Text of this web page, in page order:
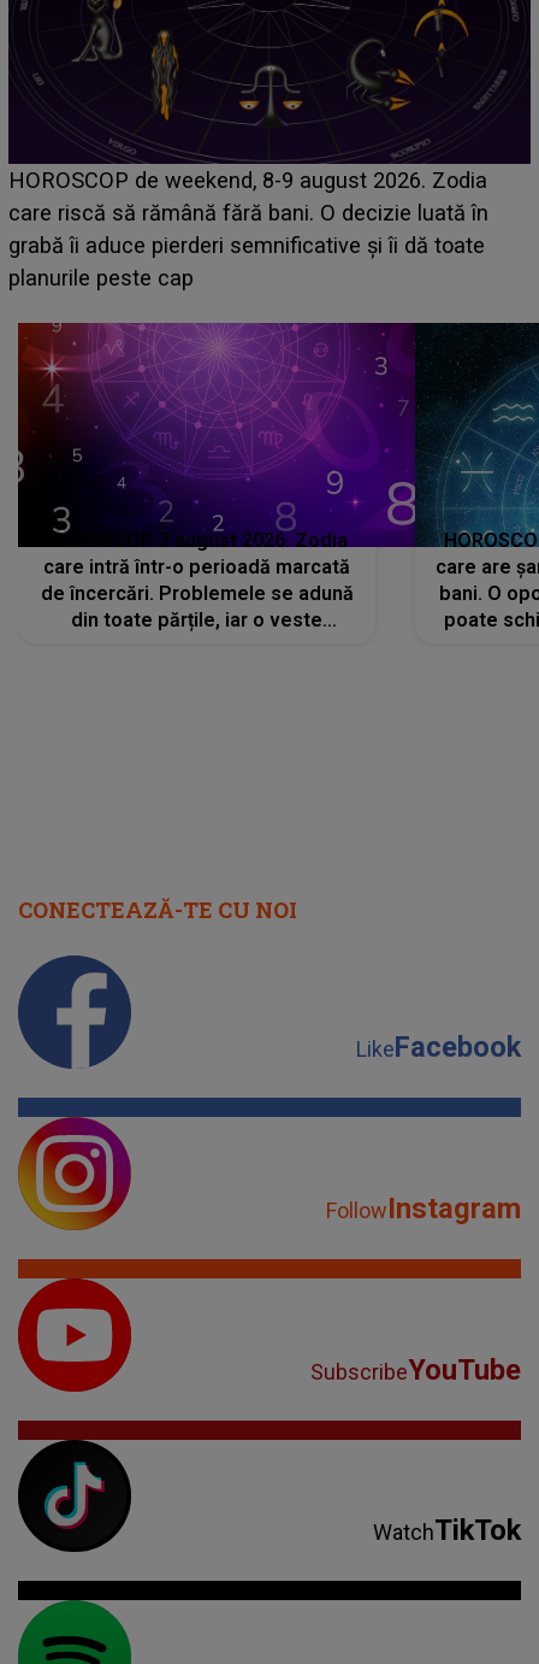
Emanuel a ținut ACEST DETALIU ASCUNS până
acum! În fața Alexandrei, concurentul din Casa Iubirii
face o MĂRTURISIRE NEAȘTEPTATĂ despre mama
sa: "I-am spus și ei în față, eu nu te iubesc pentru
HOROSCOP 7 august 2026. Zodia
care intră într-o perioadă marcată
de încercări. Problemele se adună
din toate părțile, iar o veste
care are
bani. O
poate
CONECTEAZĂ-TE CU NOI
LikeFacebook
FollowInstagram
SubscribeYouTube
WatchTikTok